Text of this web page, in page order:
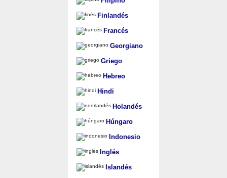
Finlandés
Francés
Georgiano
Griego
Hebreo
Hindi
Holandés
Húngaro
Indonesio
Inglés
Islandés